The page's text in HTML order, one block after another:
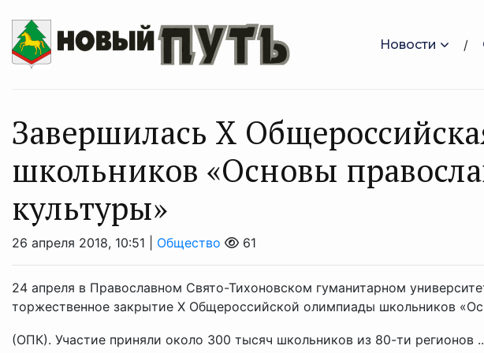
Новости
Завершилась Х
школьников «Основы
культуры»
26 апреля 2018, 10:51 | Общество 61
24 апреля в Православном Свято-Тихоновском гуманитарном
торжественное закрытие Х Общероссийской олимпиады школьников
(ОПК). Участие приняли около 300 тысяч школьников из 80-ти регионов